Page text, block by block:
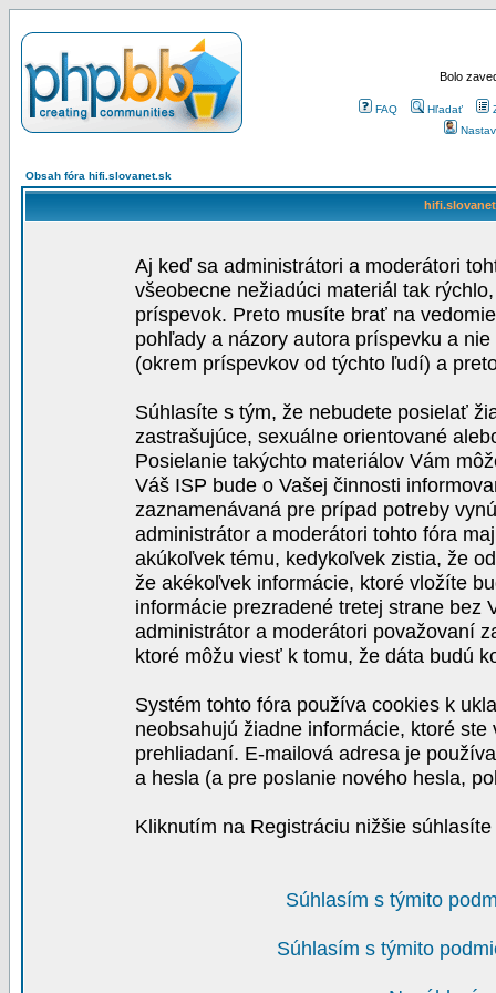
Bolo
FAQ Hľadať
Obsah fóra hifi.slovanet.sk
Aj keď sa administrátori a moderátori
všeobecne nežiadúci materiál tak
príspevok. Preto musíte brať na
pohľady a názory autora príspevku a
(okrem príspevkov od týchto ľudí) a
Súhlasíte s tým, že nebudete posielať
zastrašujúce, sexuálne orientované
Posielanie takýchto materiálov Vám
Váš ISP bude o Vašej činnosti
zaznamenávaná pre prípad potreby
administrátor a moderátori tohto fóra
akúkoľvek tému, kedykoľvek zistia, že
že akékoľvek informácie, ktoré vložíte
informácie prezradené tretej strane bez
administrátor a moderátori považovaní
ktoré môžu viesť k tomu, že dáta budú
Systém tohto fóra používa cookies k
neobsahujú žiadne informácie, ktoré
prehliadaní. E-mailová adresa je
a hesla (a pre poslanie nového hesla,
Kliknutím na Registráciu nižšie
Súhlasím s týmito
Súhlasím s týmito